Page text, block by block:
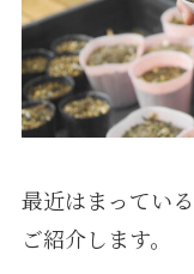
最近はまっている
ご紹介します。